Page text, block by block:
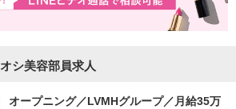
シ美容部員求人
オープニング／LVMHグループ／月給35万